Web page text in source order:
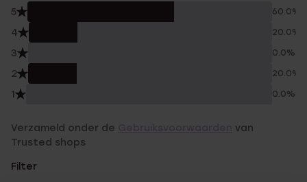
5 60.0%
4 20.0%
3 0.0%
2 20.0%
1 0.0%
Verzameld onder de
van
Trusted shops
Filter